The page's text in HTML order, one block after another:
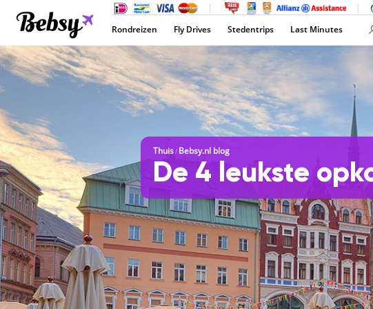
Rondreizen Fly Drives Stedentrips Last Minutes
Thuis/ Bebsy.nl blog
De 4 leukste